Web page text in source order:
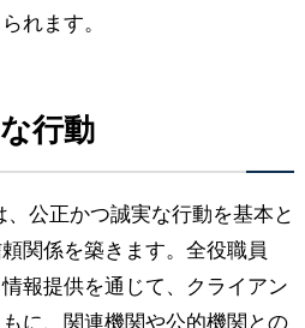
れます。
行動
公正かつ誠実な行動を基本と
関係を築きます。全役職員
報提供を通じて、クライアン
に、関連機関や公的機関との